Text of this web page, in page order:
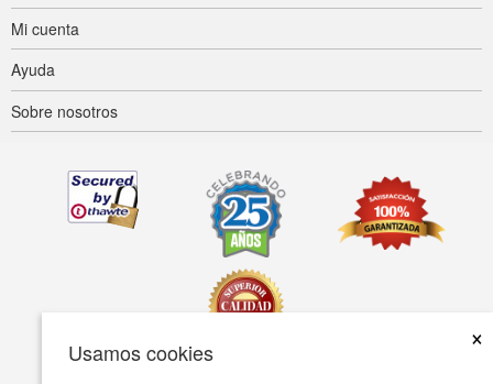
Usamos cookies
×
Mi cuenta
Ayuda
Sobre nosotros